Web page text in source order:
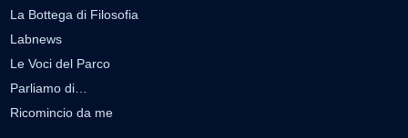
La Bottega di Filosofia
Labnews
Le Voci del Parco
Parliamo di…
Ricomincio da me